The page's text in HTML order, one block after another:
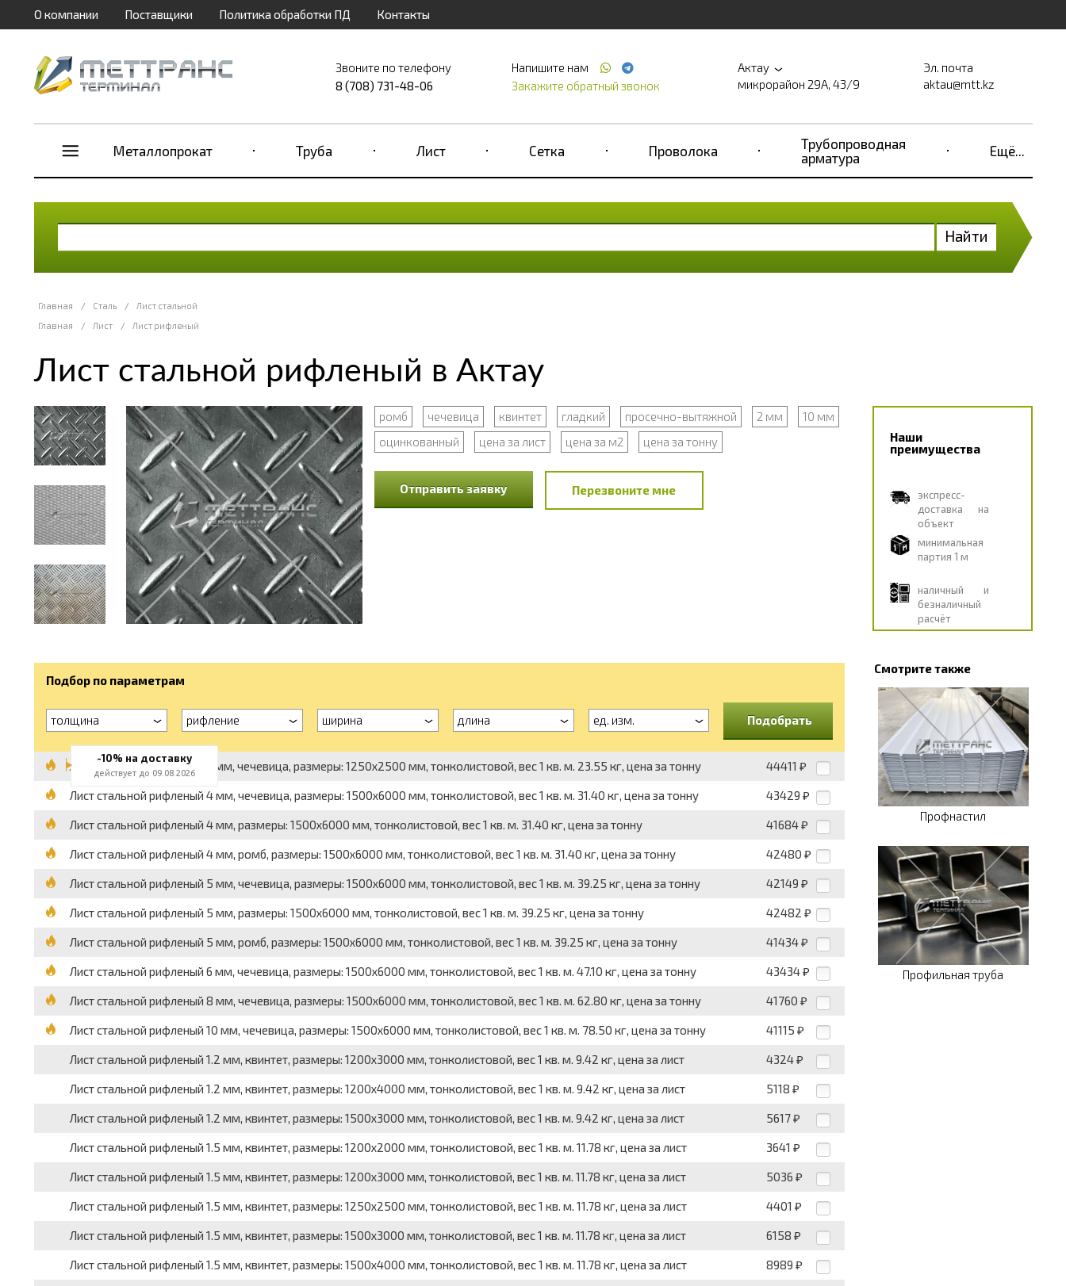
О компании Поставщики Политика обработки ПД Контакты
Звоните по телефону
8 (708) 731-48-06
Напишите нам
Закажите обратный звонок
Актау
микрорайон 29А, 43/9
Эл. почта
aktau@mtt.kz
Металлопрокат Труба Лист Сетка Проволока
Трубопроводная
арматура
Ещё...
Найти
Главная / Сталь /
Лист стальной
Главная
/ Лист / Лист рифленый
Лист стальной рифленый в Актау
ромб чечевица квинтет гладкий просечно-вытяжной 2 мм
10 мм
оцинкованный
цена за лист цена за м2 цена за тонну
Отправить заявку Перезвоните мне
Наши
преимущества
экспресс-
доставка на
объект
минимальная
партия 1 м
наличный и
безналичный
расчёт
Подбор по параметрам
толщина рифление ширина длина ед. изм. Подобрать
Лист стальной рифленый 3 мм, чечевица, размеры: 1250x2500 мм, тонколистовой, вес 1 кв. м. 23.55 кг, цена за тонну 44411 ₽
Лист стальной рифленый 4 мм, чечевица, размеры: 1500x6000 мм, тонколистовой, вес 1 кв. м. 31.40 кг, цена за тонну 43429 ₽
Лист стальной рифленый 4 мм, размеры: 1500x6000 мм, тонколистовой, вес 1 кв. м. 31.40 кг, цена за тонну 41684 ₽
Лист стальной рифленый 4 мм, ромб, размеры: 1500x6000 мм, тонколистовой, вес 1 кв. м. 31.40 кг, цена за тонну 42480 ₽
Лист стальной рифленый 5 мм, чечевица, размеры: 1500x6000 мм, тонколистовой, вес 1 кв. м. 39.25 кг, цена за тонну 42149 ₽
Лист стальной рифленый 5 мм, размеры: 1500x6000 мм, тонколистовой, вес 1 кв. м. 39.25 кг, цена за тонну 42482 ₽
Лист стальной рифленый 5 мм, ромб, размеры: 1500x6000 мм, тонколистовой, вес 1 кв. м. 39.25 кг, цена за тонну 41434 ₽
Лист стальной рифленый 6 мм, чечевица, размеры: 1500x6000 мм, тонколистовой, вес 1 кв. м. 47.10 кг, цена за тонну 43434 ₽
Лист стальной рифленый 8 мм, чечевица, размеры: 1500x6000 мм, тонколистовой, вес 1 кв. м. 62.80 кг, цена за тонну 41760 ₽
Лист стальной рифленый 10 мм, чечевица, размеры: 1500x6000 мм, тонколистовой, вес 1 кв. м. 78.50 кг, цена за тонну 41115 ₽
Лист стальной рифленый 1.2 мм, квинтет, размеры: 1200x3000 мм, тонколистовой, вес 1 кв. м. 9.42 кг, цена за лист 4324 ₽
Лист стальной рифленый 1.2 мм, квинтет, размеры: 1200x4000 мм, тонколистовой, вес 1 кв. м. 9.42 кг, цена за лист 5118 ₽
Лист стальной рифленый 1.2 мм, квинтет, размеры: 1500x3000 мм, тонколистовой, вес 1 кв. м. 9.42 кг, цена за лист 5617 ₽
Лист стальной рифленый 1.5 мм, квинтет, размеры: 1200x2000 мм, тонколистовой, вес 1 кв. м. 11.78 кг, цена за лист 3641 ₽
Лист стальной рифленый 1.5 мм, квинтет, размеры: 1200x3000 мм, тонколистовой, вес 1 кв. м. 11.78 кг, цена за лист 5036 ₽
Лист стальной рифленый 1.5 мм, квинтет, размеры: 1250x2500 мм, тонколистовой, вес 1 кв. м. 11.78 кг, цена за лист 4401 ₽
Лист стальной рифленый 1.5 мм, квинтет, размеры: 1500x3000 мм, тонколистовой, вес 1 кв. м. 11.78 кг, цена за лист 6158 ₽
Лист стальной рифленый 1.5 мм, квинтет, размеры: 1500x4000 мм, тонколистовой, вес 1 кв. м. 11.78 кг, цена за лист 8989 ₽
Смотрите также
Профнастил
Профильная труба
-10% на доставку
действует до 09.08.2026